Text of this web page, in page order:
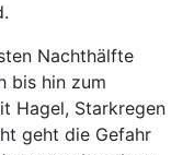
Nachthälfte
bis hin zum
Hagel, Starkregen
geht die Gefahr